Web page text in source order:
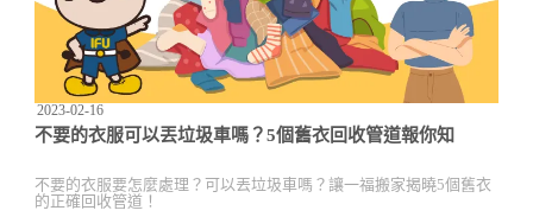
2023-02-16
不要的衣服可以丟垃圾車嗎？5個舊衣回收管道報你知
不要的衣服要怎麼處理？可以丟垃圾車嗎？讓一福搬家揭曉5個舊衣
的正確回收管道！